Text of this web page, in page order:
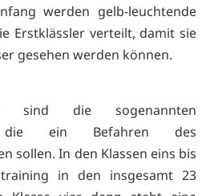
werden gelb-leuchtende
Erstklässler verteilt, damit sie
gesehen werden können.
sind die sogenannten
die ein Befahren des
sollen. In den Klassen eins bis
in den insgesamt 23